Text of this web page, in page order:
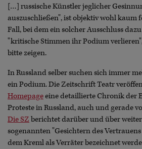
[…] russische Künstler jeglicher
auszuschließen", ist objektiv wohl kaum
Fall, bei dem ein solcher Ausschluss
"kritische Stimmen ihr Podium
bitte zeigen.
In Russland selber suchen sich immer
ein Podium. Die Zeitschrift Teatr
Homepageeine detaillierte Chronik der
Proteste in Russland, auch und gerade
Die SZ berichtet darüber und über
sogenannten "Gesichtern des
dem Kreml als Verräter bezeichnet